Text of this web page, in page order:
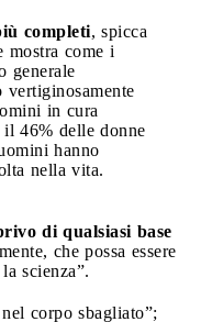
completi, spicca
mostra come i
generale
vertiginosamente
in cura
il 46% delle donne
hanno
nella vita.
di qualsiasi base
che possa essere
scienza”.
corpo sbagliato”;